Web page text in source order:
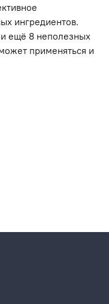
ингредиентов.
ещё 8 неполезных
применяться и
маска класса
питание кожи и
лица